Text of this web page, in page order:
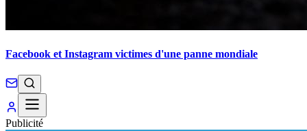
Facebook et Instagram victimes d'une panne mondiale
Publicité